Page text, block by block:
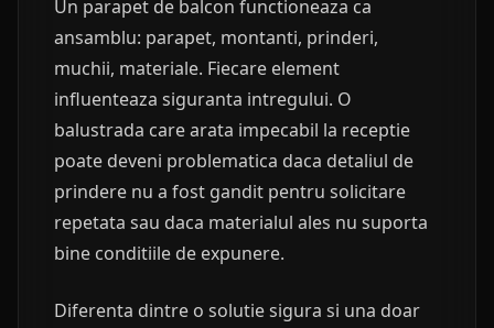
Un parapet de balcon functioneaza ca
ansamblu: parapet, montanti, prinderi,
muchii, materiale. Fiecare element
influenteaza siguranta intregului. O
balustrada care arata impecabil la receptie
poate deveni problematica daca detaliul de
prindere nu a fost gandit pentru solicitare
repetata sau daca materialul ales nu suporta
bine conditiile de expunere.
Diferenta dintre o solutie sigura si una doar